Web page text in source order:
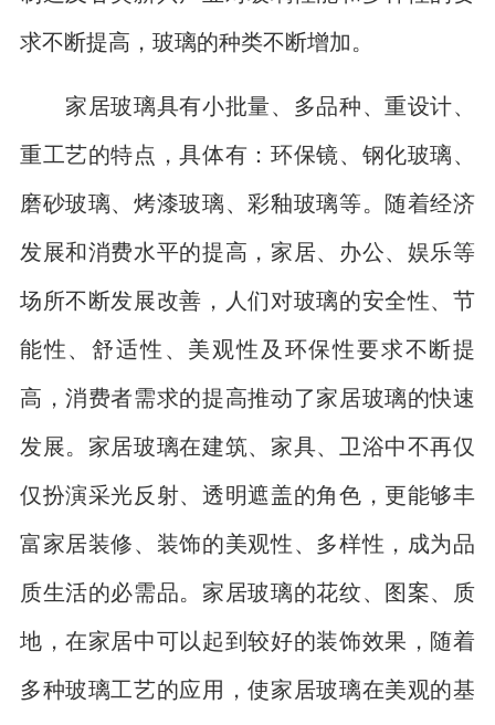
求不断提高，玻璃的种类不断增加。
家居玻璃具有小批量、多品种、重设计、
重工艺的特点，具体有：环保镜、钢化玻璃、
磨砂玻璃、烤漆玻璃、彩釉玻璃等。随着经济
发展和消费水平的提高，家居、办公、娱乐等
场所不断发展改善，人们对玻璃的安全性、节
能性、舒适性、美观性及环保性要求不断提
高，消费者需求的提高推动了家居玻璃的快速
发展。家居玻璃在建筑、家具、卫浴中不再仅
仅扮演采光反射、透明遮盖的角色，更能够丰
富家居装修、装饰的美观性、多样性，成为品
质生活的必需品。家居玻璃的花纹、图案、质
地，在家居中可以起到较好的装饰效果，随着
多种玻璃工艺的应用，使家居玻璃在美观的基